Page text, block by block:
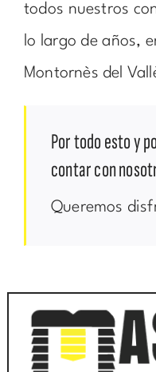
todos nuestros
lo largo de años,
Montornès del
Por todo esto y
contar con
Queremos